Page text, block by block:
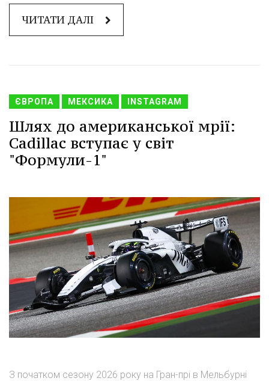
ЧИТАТИ ДАЛІ
ЄВРОПА МЕКСИКА INSTAGRAM
Шлях до американської мрії:
Cadillac вступає у світ
"Формули-1"
З початком сезону 2026 року на Гран-прі в Мельбурні